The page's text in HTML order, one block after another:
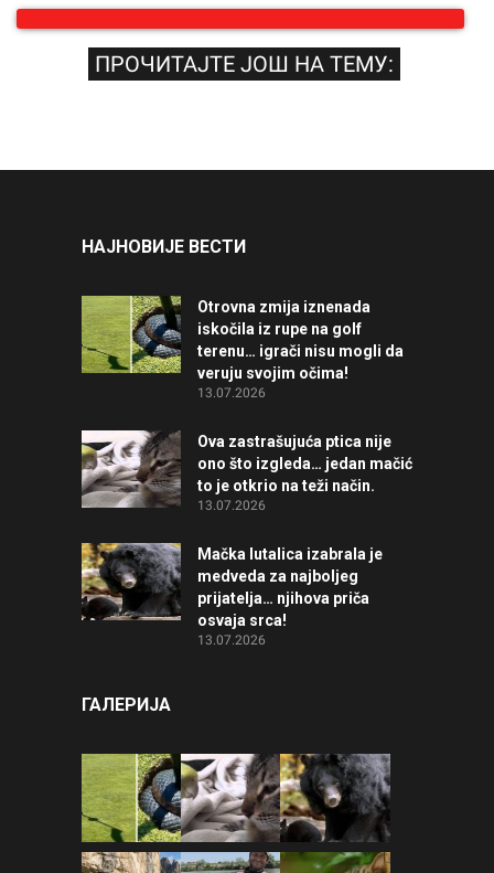
ПРОЧИТАЈТЕ ЈОШ НА ТЕМУ:
НАЈНОВИЈЕ ВЕСТИ
Otrovna zmija iznenada
iskočila iz rupe na golf
terenu… igrači nisu mogli da
veruju svojim očima!
13.07.2026
Ova zastrašujuća ptica nije
ono što izgleda… jedan mačić
to je otkrio na teži način.
13.07.2026
Mačka lutalica izabrala je
medveda za najboljeg
prijatelja… njihova priča
osvaja srca!
13.07.2026
ГАЛЕРИЈА